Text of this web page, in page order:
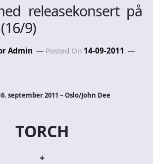
releasekonsert på
9)
Admin Posted On 14-09-2011
september 2011 – Oslo/John Dee
TORCH
+